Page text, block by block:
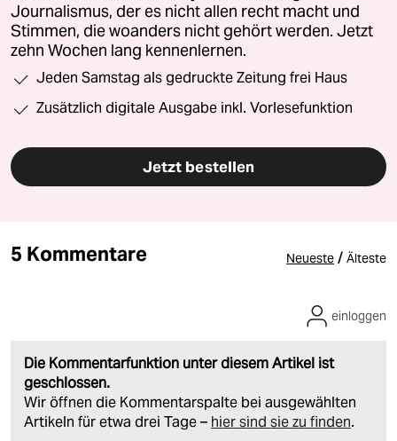
Journalismus, der es nicht allen recht macht und
Stimmen, die woanders nicht gehört werden. Jetzt
zehn Wochen lang kennenlernen.
Jeden Samstag als gedruckte Zeitung frei Haus
Zusätzlich digitale Ausgabe inkl. Vorlesefunktion
Jetzt bestellen
5 Kommentare Neueste / Älteste
Die Kommentarfunktion unter diesem Artikel ist
geschlossen.
Wir öffnen die Kommentarspalte bei ausgewählten
Artikeln für etwa drei Tage – hier sind sie zu finden.
einloggen